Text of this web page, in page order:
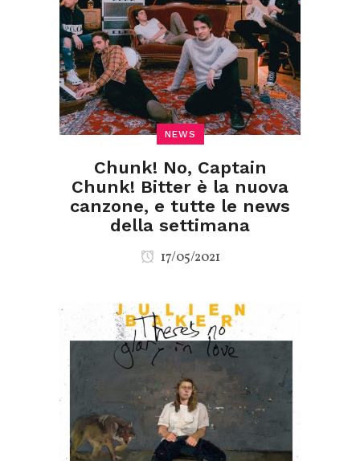
NEWS
Chunk! No, Captain
Chunk! Bitter è la nuova
canzone, e tutte le news
della settimana
17/05/2021